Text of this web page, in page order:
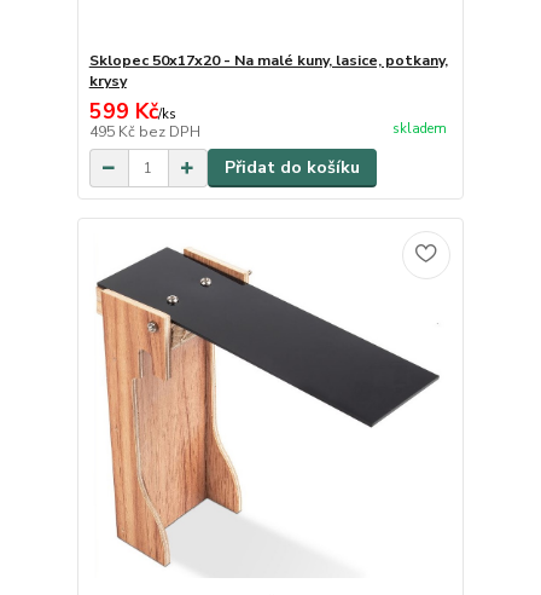
Sklopec 50x17x20 - Na malé kuny, lasice, potkany,
krysy
599 Kč/ks
495 Kč bez DPH skladem
Přidat do košíku